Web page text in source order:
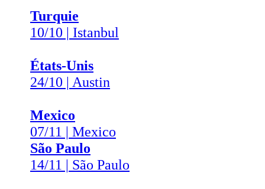
Turquie
10/10 | Istanbul
États-Unis
24/10 | Austin
Mexico
07/11 | Mexico
São Paulo
14/11 | São Paulo